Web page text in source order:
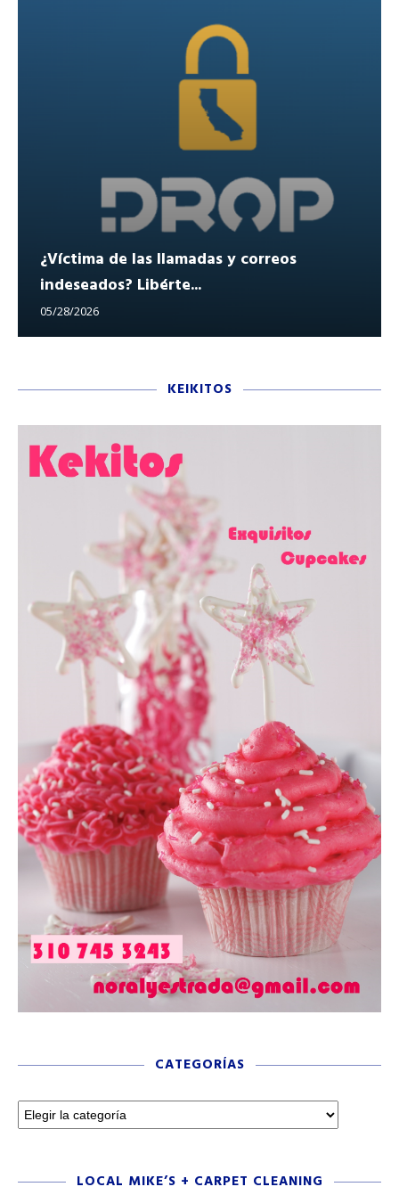
¿Víctima de las llamadas y correos
indeseados? Libérte...
05/28/2026
KEIKITOS
CATEGORÍAS
LOCAL MIKE’S + CARPET CLEANING